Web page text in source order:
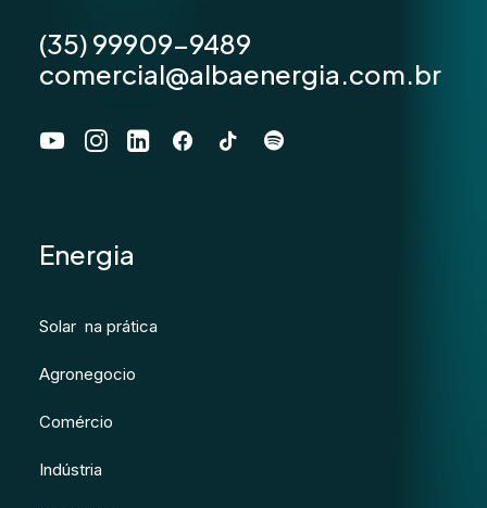
(35) 99909-9489
comercial@albaenergia.com.br
Energia
Solar na prática
Agronegocio
Comércio
Indústria